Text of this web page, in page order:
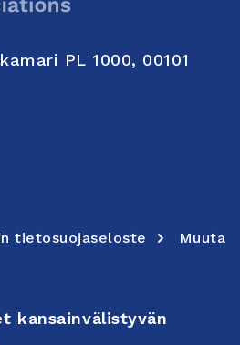
PL 1000, 00101
tietosuojaseloste
Muuta
kansainvälistyvän